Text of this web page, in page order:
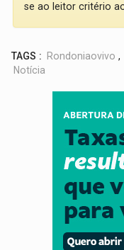
se ao leitor critério
TAGS : Rondoniaovivo ,
Notícia